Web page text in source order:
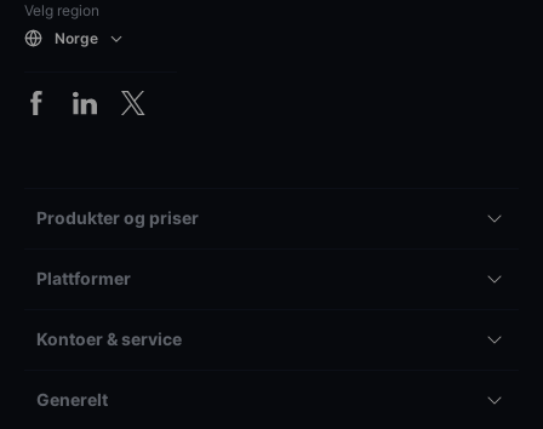
Velg region
Norge
Produkter og priser
Plattformer
Kontoer & service
Generelt